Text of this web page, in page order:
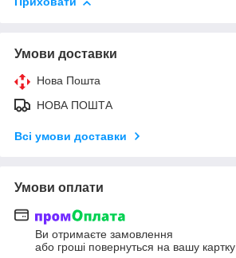
Умови доставки
Нова Пошта
НОВА ПОШТА
Всі умови доставки
Умови оплати
Ви отримаєте замовлення
або гроші повернуться на вашу картку